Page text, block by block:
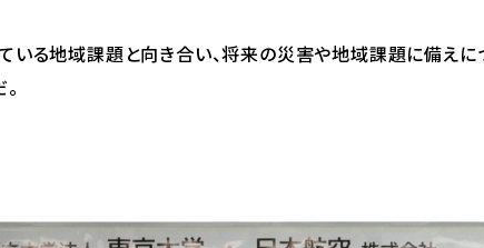
る地域課題と向き合い、将来の災害や地域課題に備え